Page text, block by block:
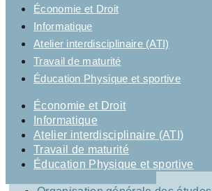
Économie et Droit
Informatique
Atelier interdisciplinaire (ATI)
Travail de maturité
Éducation Physique et sportive
Économie et Droit
Informatique
Atelier interdisciplinaire (ATI)
Travail de maturité
Éducation Physique et sportive